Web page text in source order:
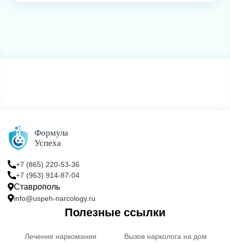
+7 (865) 220-53-36
+7 (963) 914-87-04
Ставрополь
info@uspeh-narcology.ru
Полезные ссылки
Лечение наркомании
Вызов нарколога на дом